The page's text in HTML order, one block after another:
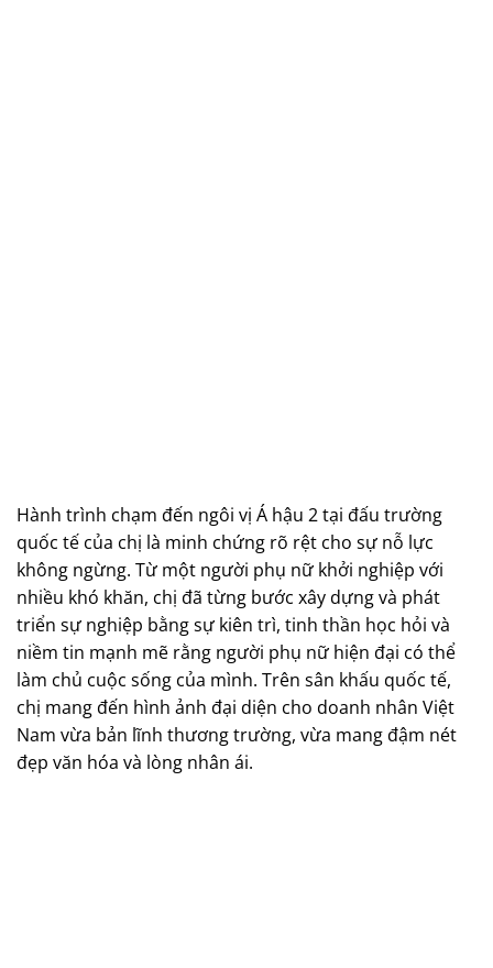
Hành trình chạm đến ngôi vị Á hậu 2 tại đấu trường
quốc tế của chị là minh chứng rõ rệt cho sự nỗ lực
không ngừng. Từ một người phụ nữ khởi nghiệp với
nhiều khó khăn, chị đã từng bước xây dựng và phát
triển sự nghiệp bằng sự kiên trì, tinh thần học hỏi và
niềm tin mạnh mẽ rằng người phụ nữ hiện đại có thể
làm chủ cuộc sống của mình. Trên sân khấu quốc tế,
chị mang đến hình ảnh đại diện cho doanh nhân Việt
Nam vừa bản lĩnh thương trường, vừa mang đậm nét
đẹp văn hóa và lòng nhân ái.